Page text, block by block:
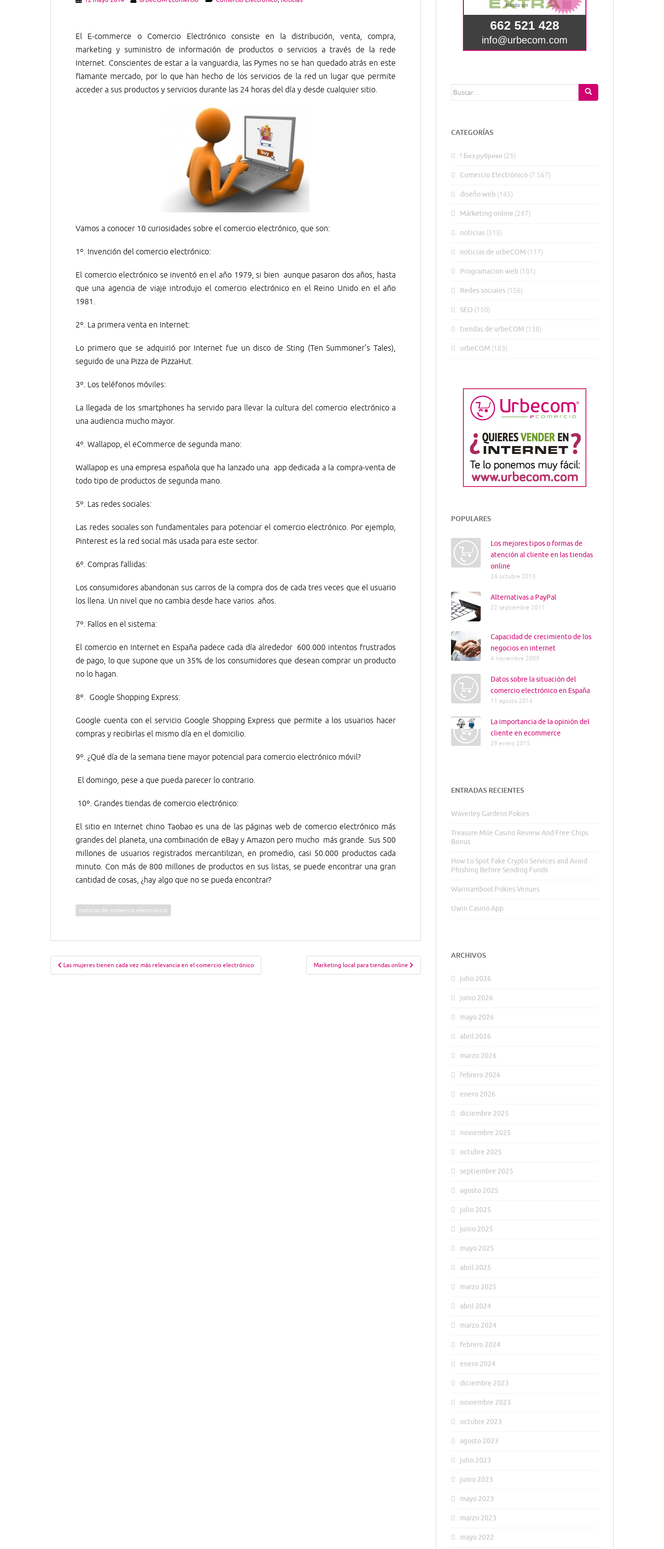
El E-commerce o Comercio Electrónico consiste en la distribución, venta, compra,
marketing y suministro de información de productos o servicios a través de la rede
Internet. Conscientes de estar a la vanguardia, las Pymes no se han quedado atrás en este
flamante mercado, por lo que han hecho de los servicios de la red un lugar que permite
acceder a sus productos y servicios durante las 24 horas del día y desde cualquier sitio.
Vamos a conocer 10 curiosidades sobre el comercio electrónico, que son:
1º. Invención del comercio electrónico:
El comercio electrónico se inventó en el año 1979, si bien aunque pasaron dos años, hasta
que una agencia de viaje introdujo el comercio electrónico en el Reino Unido en el año
1981.
2º. La primera venta en Internet:
Lo primero que se adquirió por Internet fue un disco de Sting (Ten Summoner’s Tales),
seguido de una Pizza de PizzaHut.
3º. Los teléfonos móviles:
La llegada de los smartphones ha servido para llevar la cultura del comercio electrónico a
una audiencia mucho mayor.
4º. Wallapop, el eCommerce de segunda mano:
Wallapop es una empresa española que ha lanzado una app dedicada a la compra-venta de
todo tipo de productos de segunda mano.
5º. Las redes sociales:
Las redes sociales son fundamentales para potenciar el comercio electrónico. Por ejemplo,
Pinterest es la red social más usada para este sector.
6º. Compras fallidas:
Los consumidores abandonan sus carros de la compra dos de cada tres veces que el usuario
los llena. Un nivel que no cambia desde hace varios años.
7º. Fallos en el sistema:
El comercio en Internet en España padece cada día alrededor 600.000 intentos frustrados
de pago, lo que supone que un 35% de los consumidores que desean comprar un producto
no lo hagan.
8º. Google Shopping Express:
Google cuenta con el servicio Google Shopping Express que permite a los usuarios hacer
compras y recibirlas el mismo día en el domicilio.
9º. ¿Qué día de la semana tiene mayor potencial para comercio electrónico móvil?
El domingo, pese a que pueda parecer lo contrario.
10º. Grandes tiendas de comercio electrónico:
El sitio en Internet chino Taobao es una de las páginas web de comercio electrónico más
grandes del planeta, una combinación de eBay y Amazon pero mucho más grande. Sus 500
millones de usuarios registrados mercantilizan, en promedio, casi 50.000 productos cada
minuto. Con más de 800 millones de productos en sus listas, se puede encontrar una gran
cantidad de cosas, ¿hay algo que no se pueda encontrar?
noticias de comercio electrónico
Navegación
de
Las mujeres tienen cada vez más relevancia en el comercio electrónico Marketing local para tiendas online
Buscar:
CATEGORÍAS
! Без рубрики (25)
Comercio Electrónico (7.567)
diseño web (145)
Márketing online (297)
noticias (315)
noticias de urbeCOM (117)
Programación web (101)
Redes sociales (156)
SEO (150)
tiendas de urbeCOM (138)
urbeCOM (183)
POPULARES
Los mejores tipos o formas de
atención al cliente en las tiendas
online
24 octubre 2013
Alternativas a PayPal
22 septiembre 2011
Capacidad de crecimiento de los
negocios en internet
4 noviembre 2009
Datos sobre la situación del
comercio electrónico en España
11 agosto 2014
La importancia de la opinión del
cliente en ecommerce
29 enero 2015
ENTRADAS RECIENTES
Waverley Gardens Pokies
Treasure Mile Casino Review And Free Chips
Bonus
How to Spot Fake Crypto Services and Avoid
Phishing Before Sending Funds
Warrnambool Pokies Venues
Uwin Casino App
ARCHIVOS
julio 2026
junio 2026
mayo 2026
abril 2026
marzo 2026
febrero 2026
enero 2026
diciembre 2025
noviembre 2025
octubre 2025
septiembre 2025
agosto 2025
julio 2025
junio 2025
mayo 2025
abril 2025
marzo 2025
abril 2024
marzo 2024
febrero 2024
enero 2024
diciembre 2023
noviembre 2023
octubre 2023
agosto 2023
julio 2023
junio 2023
mayo 2023
marzo 2023
mayo 2022